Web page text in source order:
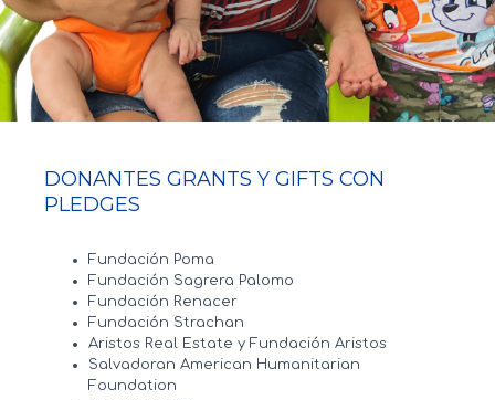
DONANTES GRANTS Y GIFTS CON
PLEDGES
Fundación Poma
Fundación Sagrera Palomo
Fundación Renacer
Fundación Strachan
Aristos Real Estate y Fundación Aristos
Salvadoran American Humanitarian
Foundation